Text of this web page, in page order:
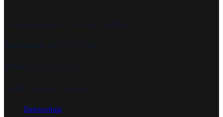
Sozialpädagogisches Zentrum RheinMain.
Rüsselsheim: 06142 953 908 2
Mainz : 06131 636 730 2
Datenschutz